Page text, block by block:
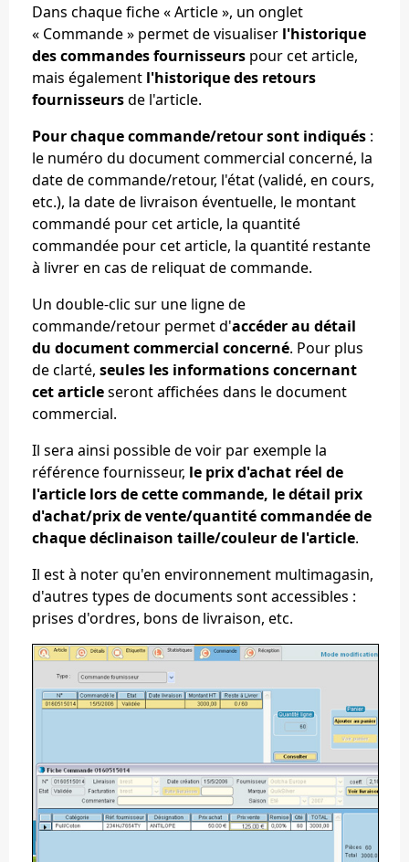
Dans chaque fiche « Article », un onglet
« Commande » permet de visualiser l'historique
des commandes fournisseurs pour cet article,
mais également l'historique des retours
fournisseursde l'article.
Pour chaque commande/retour sont indiqués :
le numéro du document commercial concerné, la
date de commande/retour, l'état (validé, en cours,
etc.), la date de livraison éventuelle, le montant
commandé pour cet article, la quantité
commandée pour cet article, la quantité restante
à livrer en cas de reliquat de commande.
Un double-clic sur une ligne de
commande/retour permet d'accéder au détail
du document commercial concerné. Pour plus
de clarté, seules les informations concernant
cet articleseront affichées dans le document
commercial.
Il sera ainsi possible de voir par exemple la
référence fournisseur, le prix d'achat réel de
l'article lors de cette commande, le détail prix
d'achat/prix de vente/quantité commandée de
chaque déclinaison taille/couleur de l'article.
Il est à noter qu'en environnement multimagasin,
d'autres types de documents sont accessibles :
prises d'ordres, bons de livraison, etc.